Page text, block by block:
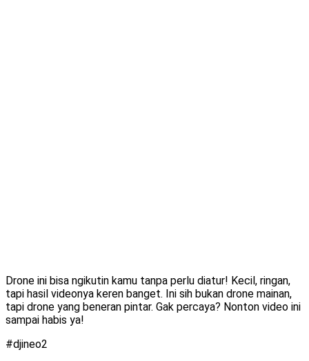
Drone ini bisa ngikutin kamu tanpa perlu diatur! Kecil, ringan,
tapi hasil videonya keren banget. Ini sih bukan drone mainan,
tapi drone yang beneran pintar. Gak percaya? Nonton video ini
sampai habis ya!
#djineo2